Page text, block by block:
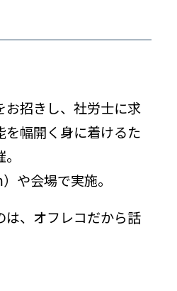
お招きし、社労士に求
を幅開く身に着けるた
や会場で実施。
は、オフレコだから話